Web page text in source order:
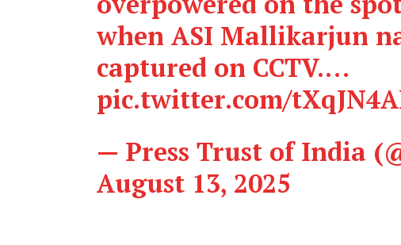
when ASI Mallikarjun
captured on CCTV.…
pic.twitter.com/
— Press Trust of India
August 13, 2025